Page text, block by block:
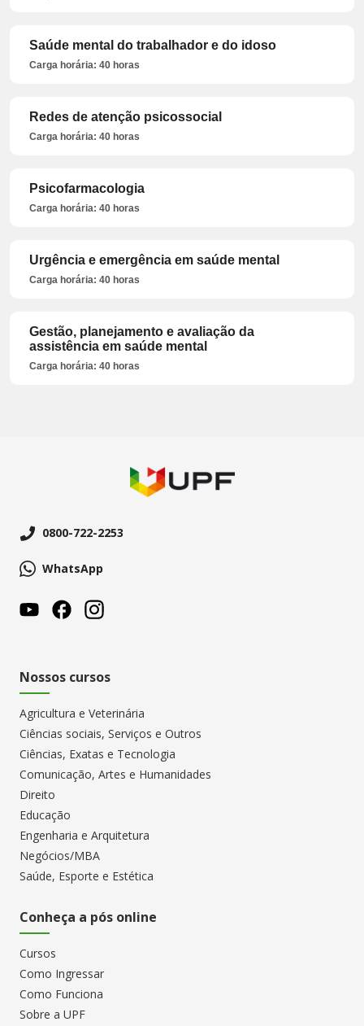
Saúde mental do trabalhador e do idoso
Carga horária: 40 horas
Redes de atenção psicossocial
Carga horária: 40 horas
Psicofarmacologia
Carga horária: 40 horas
Urgência e emergência em saúde mental
Carga horária: 40 horas
Gestão, planejamento e avaliação da
assistência em saúde mental
Carga horária: 40 horas
0800-722-2253
WhatsApp
Nossos cursos
Agricultura e Veterinária
Ciências sociais, Serviços e Outros
Ciências, Exatas e Tecnologia
Comunicação, Artes e Humanidades
Direito
Educação
Engenharia e Arquitetura
Negócios/MBA
Saúde, Esporte e Estética
Conheça a pós online
Cursos
Como Ingressar
Como Funciona
Sobre a UPF